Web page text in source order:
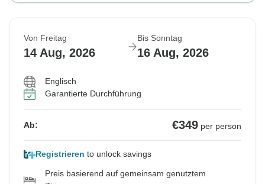
Von Freitag
14 Aug, 2026
Bis Sonntag
16 Aug, 2026
Englisch
Garantierte Durchführung
Ab: €349 per person
Registrieren to unlock savings
Preis basierend auf gemeinsam genutztem